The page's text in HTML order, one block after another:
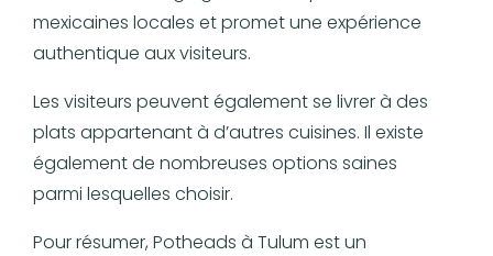
mexicaines locales et promet une expérience
authentique aux visiteurs.
Les visiteurs peuvent également se livrer à des
plats appartenant à d’autres cuisines. Il existe
également de nombreuses options saines
parmi lesquelles choisir.
Pour résumer, Potheads à Tulum est un